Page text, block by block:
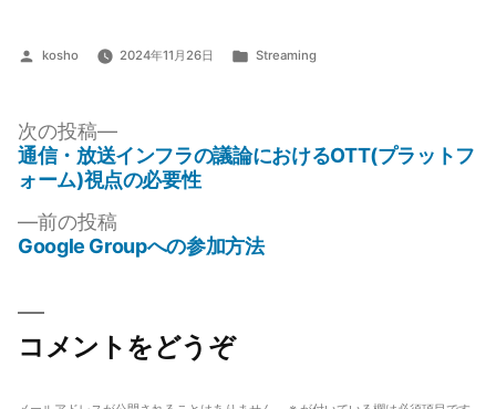
投
kosho 2024年11月26日
カ
Streaming
投
ナ
ゲ
ー
前の投稿
の
Google Groupへの参加方法
次の投稿
次
の
投
通信・放送インフラの議論におけるOTT(プラットフ
ォーム)視点の必要性
コメントをどうぞ